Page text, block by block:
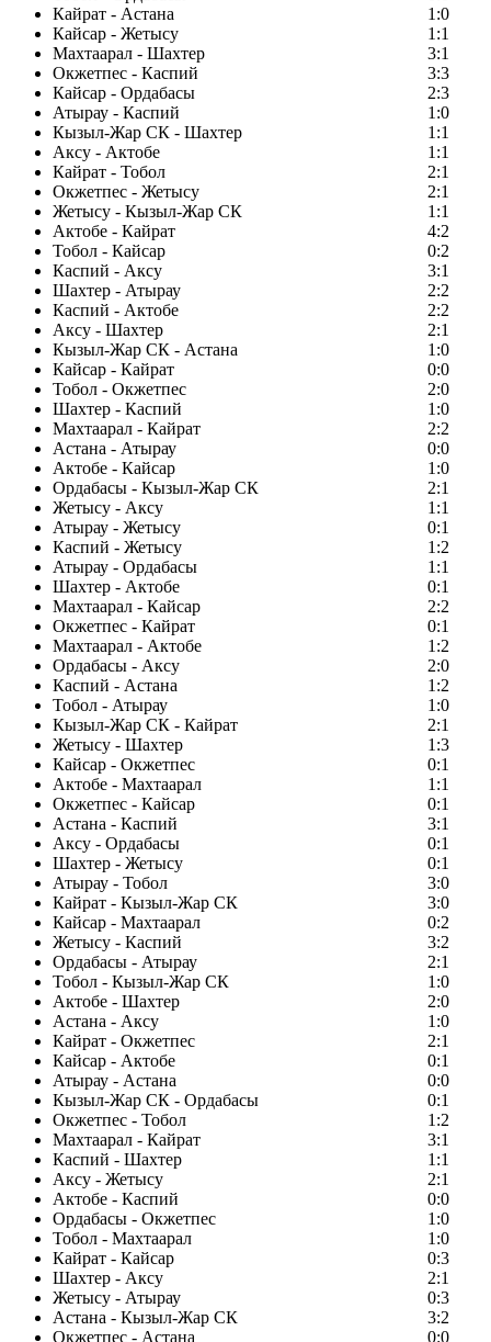
Кайрат - Астана
1:0
Кайсар - Жетысу
1:1
Махтаарал - Шахтер
3:1
Окжетпес - Каспий
3:3
Кайсар - Ордабасы
2:3
Атырау - Каспий
1:0
Кызыл-Жар СК - Шахтер
1:1
Аксу - Актобе
1:1
Кайрат - Тобол
2:1
Окжетпес - Жетысу
2:1
Жетысу - Кызыл-Жар СК
1:1
Актобе - Кайрат
4:2
Тобол - Кайсар
0:2
Каспий - Аксу
3:1
Шахтер - Атырау
2:2
Каспий - Актобе
2:2
Аксу - Шахтер
2:1
Кызыл-Жар СК - Астана
1:0
Кайсар - Кайрат
0:0
Тобол - Окжетпес
2:0
Шахтер - Каспий
1:0
Махтаарал - Кайрат
2:2
Астана - Атырау
0:0
Актобе - Кайсар
1:0
Ордабасы - Кызыл-Жар СК
2:1
Жетысу - Аксу
1:1
Атырау - Жетысу
0:1
Каспий - Жетысу
1:2
Атырау - Ордабасы
1:1
Шахтер - Актобе
0:1
Махтаарал - Кайсар
2:2
Окжетпес - Кайрат
0:1
Махтаарал - Актобе
1:2
Ордабасы - Аксу
2:0
Каспий - Астана
1:2
Тобол - Атырау
1:0
Кызыл-Жар СК - Кайрат
2:1
Жетысу - Шахтер
1:3
Кайсар - Окжетпес
0:1
Актобе - Махтаарал
1:1
Окжетпес - Кайсар
0:1
Астана - Каспий
3:1
Аксу - Ордабасы
0:1
Шахтер - Жетысу
0:1
Атырау - Тобол
3:0
Кайрат - Кызыл-Жар СК
3:0
Кайсар - Махтаарал
0:2
Жетысу - Каспий
3:2
Ордабасы - Атырау
2:1
Тобол - Кызыл-Жар СК
1:0
Актобе - Шахтер
2:0
Астана - Аксу
1:0
Кайрат - Окжетпес
2:1
Кайсар - Актобе
0:1
Атырау - Астана
0:0
Кызыл-Жар СК - Ордабасы
0:1
Окжетпес - Тобол
1:2
Махтаарал - Кайрат
3:1
Каспий - Шахтер
1:1
Аксу - Жетысу
2:1
Актобе - Каспий
0:0
Ордабасы - Окжетпес
1:0
Тобол - Махтаарал
1:0
Кайрат - Кайсар
0:3
Шахтер - Аксу
2:1
Жетысу - Атырау
0:3
Астана - Кызыл-Жар СК
3:2
Окжетпес - Астана
0:0